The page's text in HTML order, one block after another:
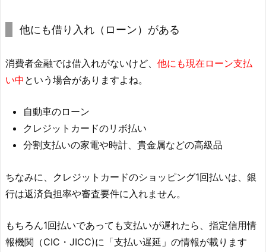
他にも借り入れ（ローン）がある
消費者金融では借入れがないけど、 他にも現在ローン支払
い中 という場合がありますよね。
自動車のローン
クレジットカードのリボ払い
分割支払いの家電や時計、貴金属などの高級品
ちなみに、クレジットカードのショッピング1回払いは、銀
行は返済負担率や審査要件に入れません。
もちろん1回払いであっても支払いが遅れたら、指定信用情
報機関（CIC・JICC)に「支払い遅延」の情報が載ります